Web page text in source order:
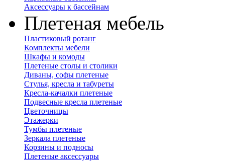
Аксессуары к бассейнам
Плетеная мебель
Пластиковый ротанг
Комплекты мебели
Шкафы и комоды
Плетеные столы и столики
Диваны, софы плетеные
Стулья, кресла и табуреты
Кресла-качалки плетеные
Подвесные кресла плетеные
Цветочницы
Этажерки
Тумбы плетеные
Зеркала плетеные
Корзины и подносы
Плетеные аксессуары